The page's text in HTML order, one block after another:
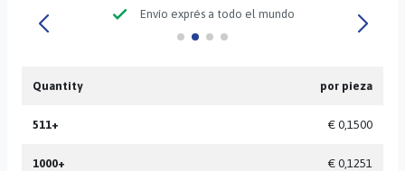
check Envío exprés a todo el mundo
Quantity por pieza
511+ € 0,1500
1000+ € 0,1251